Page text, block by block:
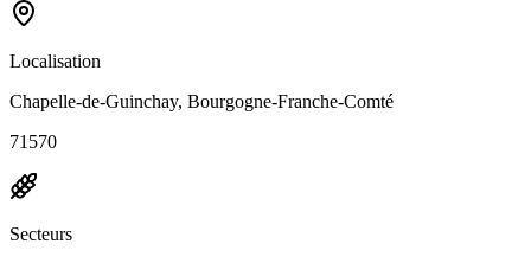
Localisation
Chapelle-de-Guinchay, Bourgogne-Franche-Comté
71570
Secteurs